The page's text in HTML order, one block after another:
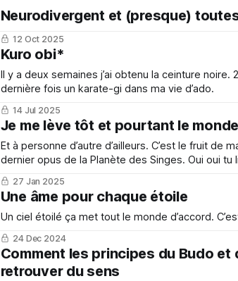
Neurodivergent et (presque)
12 Oct 2025
Kuro obi*
Il y a deux semaines j’ai obtenu la ceinture
dernière fois un karate-gi dans ma vie d’ado.
14 Jul 2025
Je me lève tôt et pourtant le
Et à personne d’autre d’ailleurs. C’est le fruit de
dernier opus de la Planète des Singes. Oui oui tu
27 Jan 2025
Une âme pour chaque étoile
Un ciel étoilé ça met tout le monde d’accord.
24 Dec 2024
Comment les principes du Budo et
retrouver du sens